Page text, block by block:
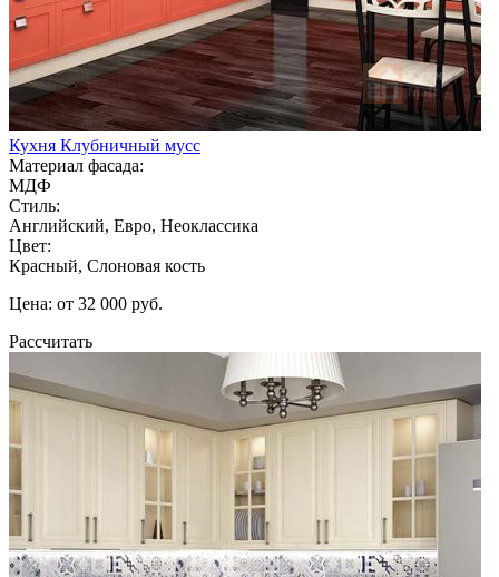
Кухня Клубничный мусс
Материал фасада:
МДФ
Стиль:
Английский, Евро, Неоклассика
Цвет:
Красный, Слоновая кость
Цена: от 32 000 руб.
Рассчитать